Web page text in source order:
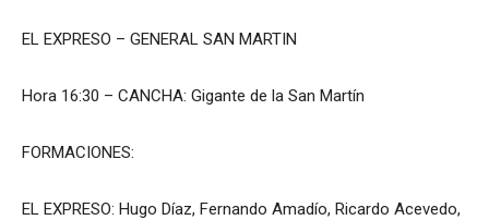
EL EXPRESO – GENERAL SAN MARTIN
Hora 16:30 – CANCHA: Gigante de la San Martín
FORMACIONES:
EL EXPRESO: Hugo Díaz, Fernando Amadío, Ricardo Acevedo,